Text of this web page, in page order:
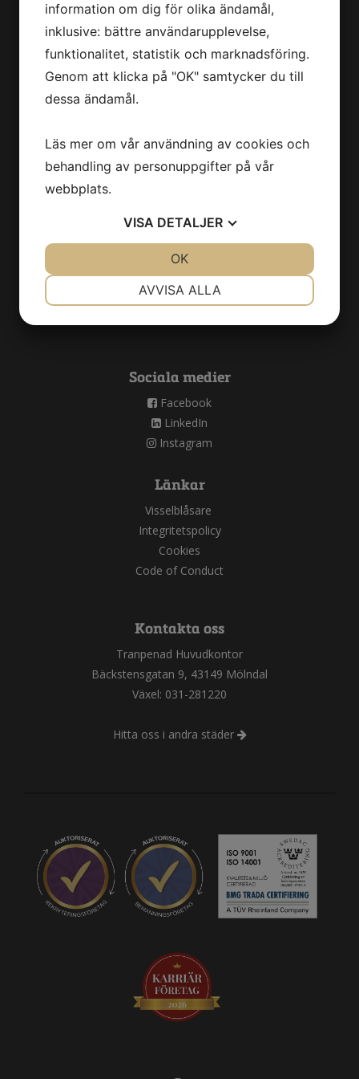
Kontakt
För medarbetare
Tidsrapportering
För dig som söker jobb
Kontakt
För dig som söker personal
För företag
Sociala medier
Facebook
LinkedIn
Instagram
Länkar
Visselblåsare
Integritetspolicy
Cookies
Code of Conduct
Kontakta oss
Tranpenad Huvudkontor
Bäckstensgatan 9, 43149 Mölndal
Växel: 031-281220
Hitta oss i andra städer
information om dig för olika ändamål,
inklusive: bättre användarupplevelse,
funktionalitet, statistik och marknadsföring.
Genom att klicka på "OK" samtycker du till
dessa ändamål.
Läs mer om vår användning av cookies och
behandling av personuppgifter på vår
webbplats.
VISA DETALJER
AVVISA ALLA
OK